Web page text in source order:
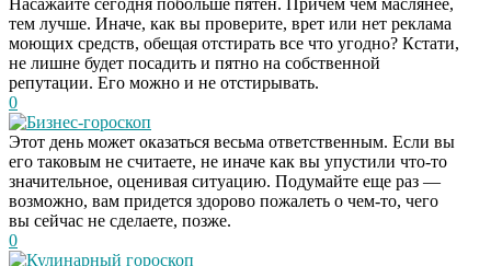
тем лучше. Иначе, как вы проверите, врет или нет реклама
моющих средств, обещая отстирать все что угодно? Кстати,
не лишне будет посадить и пятно на собственной
репутации. Его можно и не отстирывать.
0
Бизнес-гороскоп
Этот день может оказаться весьма ответственным. Если вы
его таковым не считаете, не иначе как вы упустили что-то
значительное, оценивая ситуацию. Подумайте еще раз —
возможно, вам придется здорово пожалеть о чем-то, чего
вы сейчас не сделаете, позже.
0
Кулинарный гороскоп